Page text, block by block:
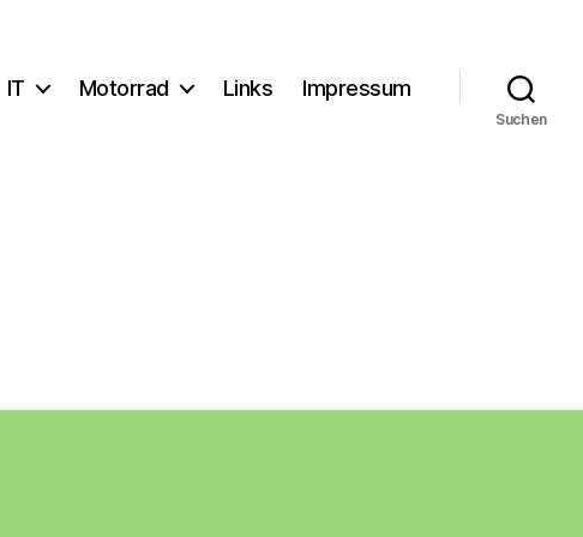
IT Motorrad Links Impressum
Suchen